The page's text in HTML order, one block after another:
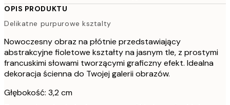
OPIS PRODUKTU
Delikatne purpurowe ksztalty
Nowoczesny obraz na płótnie przedstawiający
abstrakcyjne fioletowe kształty na jasnym tle, z prostymi
francuskimi słowami tworzącymi graficzny efekt. Idealna
dekoracja ścienna do Twojej galerii obrazów.
Głębokość: 3,2 cm